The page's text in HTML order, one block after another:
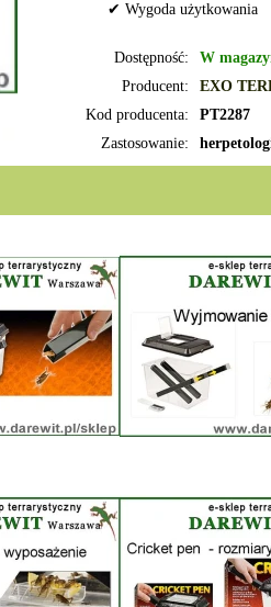
✔ Wygoda użytkowania
Dostępność:
W
Producent:
EXO
Kod producenta:
PT2287
Zastosowanie: